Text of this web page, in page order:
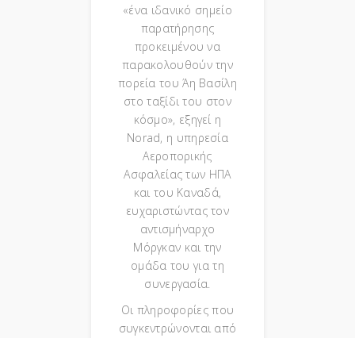
«ένα ιδανικό σημείο
παρατήρησης
προκειμένου να
παρακολουθούν την
πορεία του Άη Βασίλη
στο ταξίδι του στον
κόσμο», εξηγεί η
Norad, η υπηρεσία
Αεροπορικής
Ασφαλείας των ΗΠΑ
και του Καναδά,
ευχαριστώντας τον
αντισμήναρχο
Μόργκαν και την
ομάδα του για τη
συνεργασία.
Οι πληροφορίες που
συγκεντρώνονται από